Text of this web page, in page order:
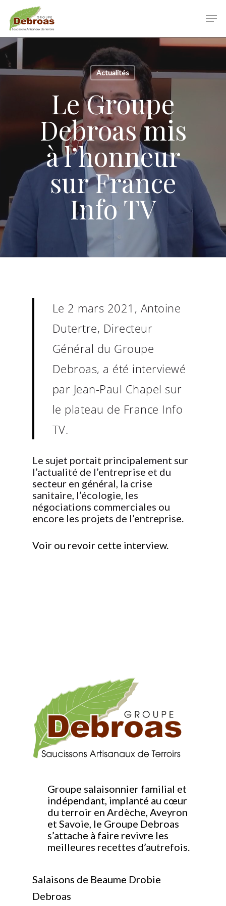
main
content
Actualités
Le Groupe
Debroas mis
à l’honneur
sur France
Info TV
Le 2 mars 2021, Antoine
Dutertre, Directeur
Général du Groupe
Debroas, a été interviewé
par Jean-Paul Chapel sur
le plateau de France Info
TV.
Le sujet portait principalement sur
l’actualité de l’entreprise et du
secteur en général, la crise
sanitaire, l’écologie, les
négociations commerciales ou
encore les projets de l’entreprise.
Voir ou revoir cette interview.
Groupe salaisonnier familial et
indépendant, implanté au cœur
du terroir en Ardèche, Aveyron
et Savoie, le Groupe Debroas
s’attache à faire revivre les
meilleures recettes d’autrefois.
Salaisons de Beaume Drobie
Debroas
Menu